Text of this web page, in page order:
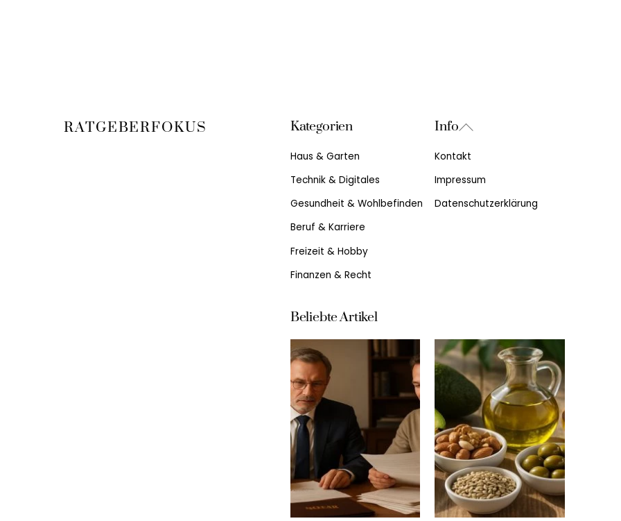
Back
Top
RATGEBERFOKUS Kategorien
Haus & Garten
Technik & Digitales
Gesundheit & Wohlbefinden
Beruf & Karriere
Freizeit & Hobby
Finanzen & Recht
Info
Kontakt
Impressum
Datenschutzerklärung
Beliebte Artikel